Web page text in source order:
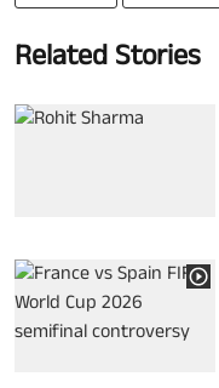
Related Stories